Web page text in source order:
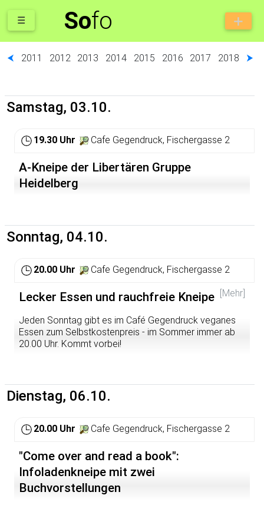
Sofo
☰
⮜ 2011 2012 2013 2014 2015 2016 2017 2018 ⮞
Samstag, 03.10.
19.30 Uhr Cafe Gegendruck, Fischergasse 2
A-Kneipe der Libertären Gruppe
Heidelberg
Sonntag, 04.10.
20.00 Uhr Cafe Gegendruck, Fischergasse 2
[Mehr]
Lecker Essen und rauchfreie Kneipe
Jeden Sonntag gibt es im Café Gegendruck veganes
Essen zum Selbstkostenpreis - im Sommer immer ab
20.00 Uhr. Kommt vorbei!
Dienstag, 06.10.
20.00 Uhr Cafe Gegendruck, Fischergasse 2
"Come over and read a book":
Infoladenkneipe mit zwei
Buchvorstellungen